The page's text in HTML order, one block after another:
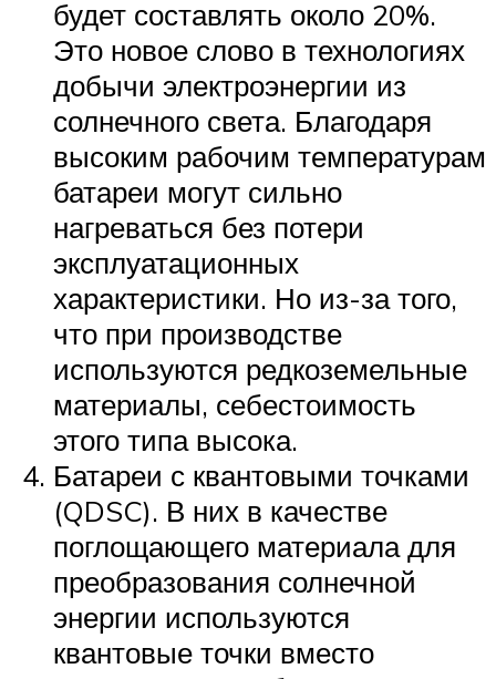
будет составлять около 20%.
Это новое слово в технологиях
добычи электроэнергии из
солнечного света. Благодаря
высоким рабочим температурам
батареи могут сильно
нагреваться без потери
эксплуатационных
характеристики. Но из-за того,
что при производстве
используются редкоземельные
материалы, себестоимость
этого типа высока.
Батареи с квантовыми точками
(QDSC). В них в качестве
поглощающего материала для
преобразования солнечной
энергии используются
квантовые точки вместо